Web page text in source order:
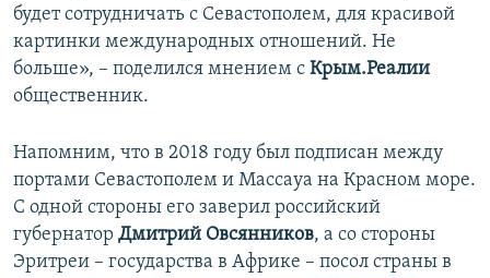
будет сотрудничать с Севастополем, для красивой
картинки международных отношений. Не
больше», – поделился мнением с Крым.Реалии
общественник.
Напомним, что в 2018 году был подписан между
портами Севастополем и Массауа на Красном море.
С одной стороны его заверил российский
губернатор Дмитрий Овсянников, а со стороны
Эритреи – государства в Африке – посол страны в